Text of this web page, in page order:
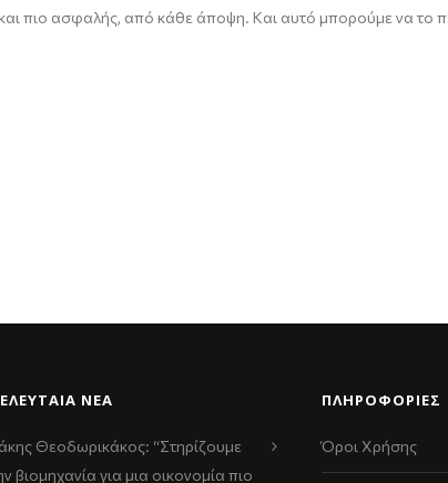
και πιο ασφαλής, από κάθε άποψη. Και αυτό μπορούμε να
ΝΈΑ
Θεοδωρικάκος: “Στηρίζουμε
βιομηχανία για μια οικονομία πιο
ΠΛΗΡΟΦΟΡΙΕΣ
Όροι Χρήσης